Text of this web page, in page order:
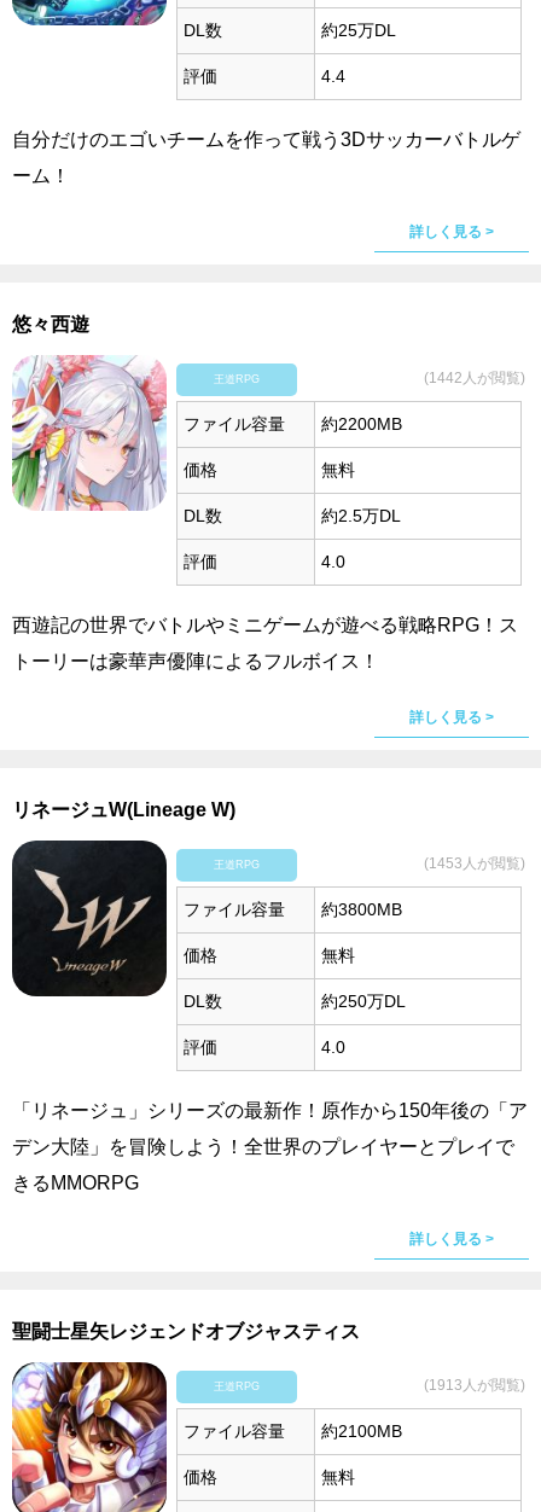
DL数 約25万DL
評価 4.4
自分だけのエゴいチームを作って戦う3Dサッカーバトルゲ
ーム！
詳しく見る >
悠々西遊
王道RPG (1442人が閲覧)
ファイル容量 約2200MB
価格 無料
DL数 約2.5万DL
評価 4.0
西遊記の世界でバトルやミニゲームが遊べる戦略RPG！ス
トーリーは豪華声優陣によるフルボイス！
詳しく見る >
リネージュW(Lineage W)
王道RPG (1453人が閲覧)
ファイル容量 約3800MB
価格 無料
DL数 約250万DL
評価 4.0
「リネージュ」シリーズの最新作！原作から150年後の「ア
デン大陸」を冒険しよう！全世界のプレイヤーとプレイで
きるMMORPG
詳しく見る >
聖闘士星矢レジェンドオブジャスティス
王道RPG (1913人が閲覧)
ファイル容量 約2100MB
価格 無料